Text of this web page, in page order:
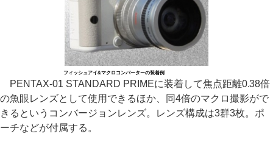
フィッシュアイ&マクロコンバーターの装着例
PENTAX-01 STANDARD PRIMEに装着して焦点距離0.38倍
の魚眼レンズとして使用できるほか、同4倍のマクロ撮影がで
きるというコンバージョンレンズ。レンズ構成は3群3枚。ポ
ーチなどが付属する。